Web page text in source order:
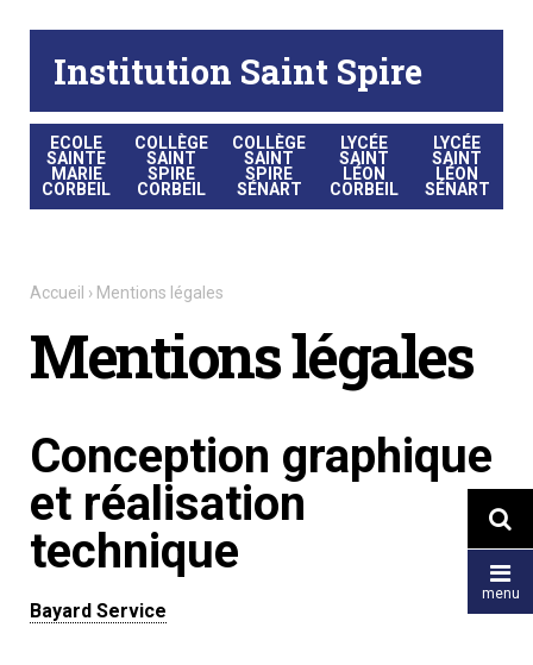
contenu.
Institution Saint Spire
ECOLE
SAINTE
MARIE
CORBEIL
COLLÈGE
SAINT
SPIRE
CORBEIL
COLLÈGE
SAINT
SPIRE
SÉNART
LYCÉE
SAINT
LÉON
CORBEIL
LYCÉE
SAINT
LÉON
SÉNART


menu
Accueil › Mentions légales
Mentions légales
Conception graphique
et réalisation
technique
Bayard Service